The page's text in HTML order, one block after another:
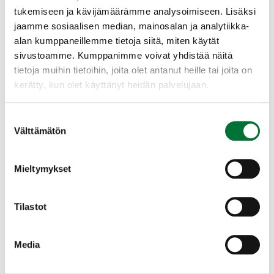
tukemiseen ja kävijämäärämme analysoimiseen. Lisäksi
jaamme sosiaalisen median, mainosalan ja analytiikka-
alan kumppaneillemme tietoja siitä, miten käytät
sivustoamme. Kumppanimme voivat yhdistää näitä
tietoja muihin tietoihin, joita olet antanut heille tai joita on
kerätty, kun olet käyttänyt heidän palvelujaan.
valinta
Välttämätön
Mieltymykset
Tilastot
Media
Kasvillisuuden tulee olla runsasta mutta ei
liian korkeaa tai yhtenäistä. Poikaset
viihtyvät tiheissä uposkasvillisuusalueissa.
Lapasorsan elinympäristöt
Lapasorsa suosii poikkeuksellisen matalia
rehevät pikkujärvet ja merenlahdet
kosteikot
Lajin elinympäristölle on ominaista
Hanhet